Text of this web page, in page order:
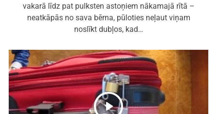
vakarā līdz pat pulksten astoņiem nākamajā rītā –
neatkāpās no sava bērna, pūloties neļaut viņam
noslīkt dubļos, kad…